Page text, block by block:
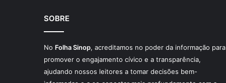
SOBRE
No Folha Sinop, acreditamos no poder da informação para
promover o engajamento cívico e a transparência,
ajudando nossos leitores a tomar decisões bem-